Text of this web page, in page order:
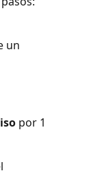
un
por 1